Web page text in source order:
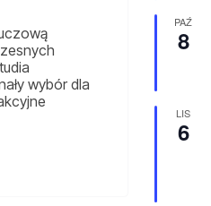
wybór dla
PAŹ
8
LIS
6